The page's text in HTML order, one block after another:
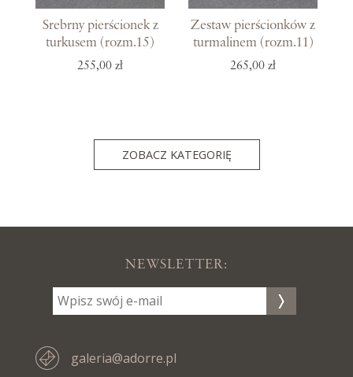
Srebrny pierścionek z
turkusem (rozm.15)
255,00 zł
Zestaw pierścionków z
turmalinem (rozm.11)
265,00 zł
ZOBACZ KATEGORIĘ
NEWSLETTER:
galeria@adorre.pl